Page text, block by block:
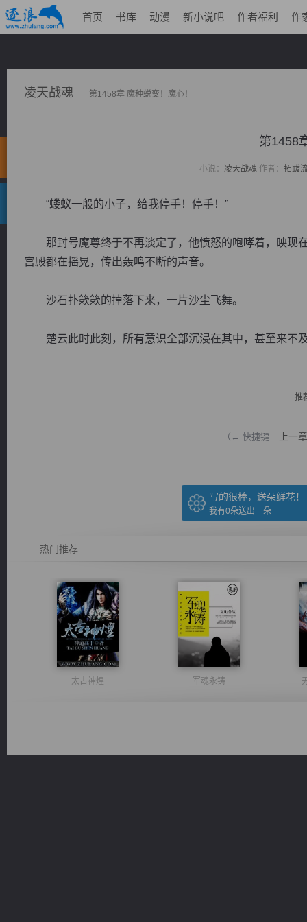
首页 书库 动漫 新小说吧 作者福利 作
凌天战魂 第1458章 魔种蜕变！魔心！
第1458
小说： 凌天战魂作者： 拓跋
“蝼蚁一般的小子，给我停手！停手！”
那封号魔尊终于不再淡定了，他愤怒的咆哮着，映现
宫殿都在摇晃，传出轰鸣不断的声音。
沙石扑簌簌的掉落下来，一片沙尘飞舞。
楚云此时此刻，所有意识全部沉浸在其中，甚至来不
推
（← 快捷键 上一章
写的很棒，送朵鲜花！
我有0朵送出一朵
热门推荐
太古神煌 军魂永铸